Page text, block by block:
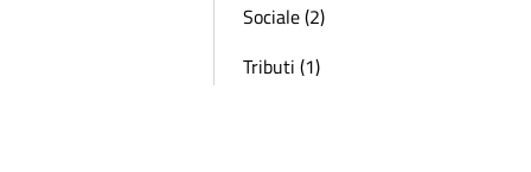
Sociale (2)
Tributi (1)